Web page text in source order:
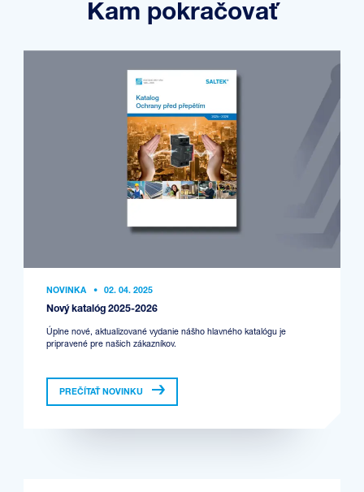
Kam pokračovať
NOVINKA • 02. 04. 2025
Nový katalóg 2025-2026
Úplne nové, aktualizované vydanie nášho hlavného katalógu je
pripravené pre našich zákazníkov.
PREČÍTAŤ NOVINKU